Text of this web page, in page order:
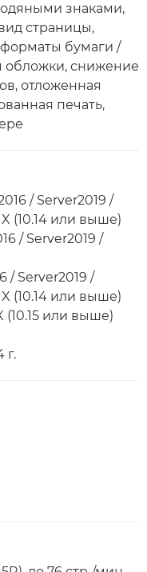
знаками,
страницы,
бумаги /
обложки, снижение
отложенная
печать,
/ Server2019 /
(10.14 или выше)
/ Server2019 /
/ Server2019 /
(10.14 или выше)
(10.15 или выше)
г.